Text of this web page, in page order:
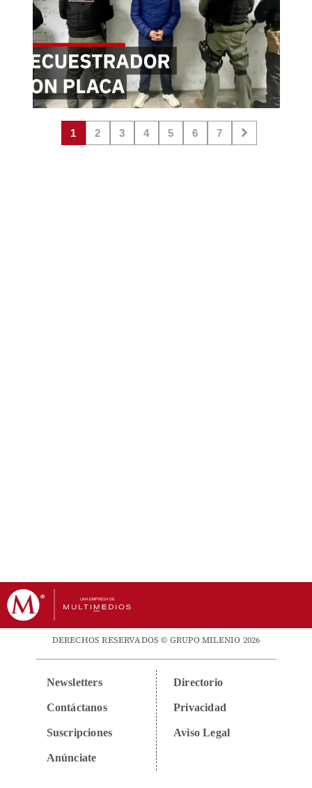
1 2 3 4 5 6 7
DERECHOS RESERVADOS © GRUPO MILENIO 2026
Newsletters
Contáctanos
Suscripciones
Anúnciate
Directorio
Privacidad
Aviso Legal